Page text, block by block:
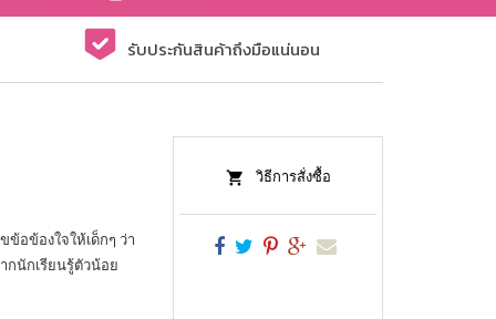
รับประกันสินค้าถึงมือแน่นอน
อข้องใจให้เด็กๆ ว่า
กนักเรียนรู้ตัวน้อย
วิธีการสั่งซื้อ